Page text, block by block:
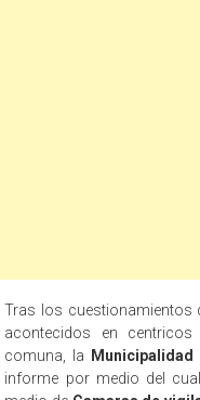
Tras los
acontecidos en
comuna, la
Municipalidad
informe por medio del